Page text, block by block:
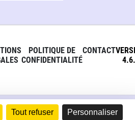
Tout refuser Personnaliser
POLITIQUE DE
CONFIDENTIALITÉ
CONTACT